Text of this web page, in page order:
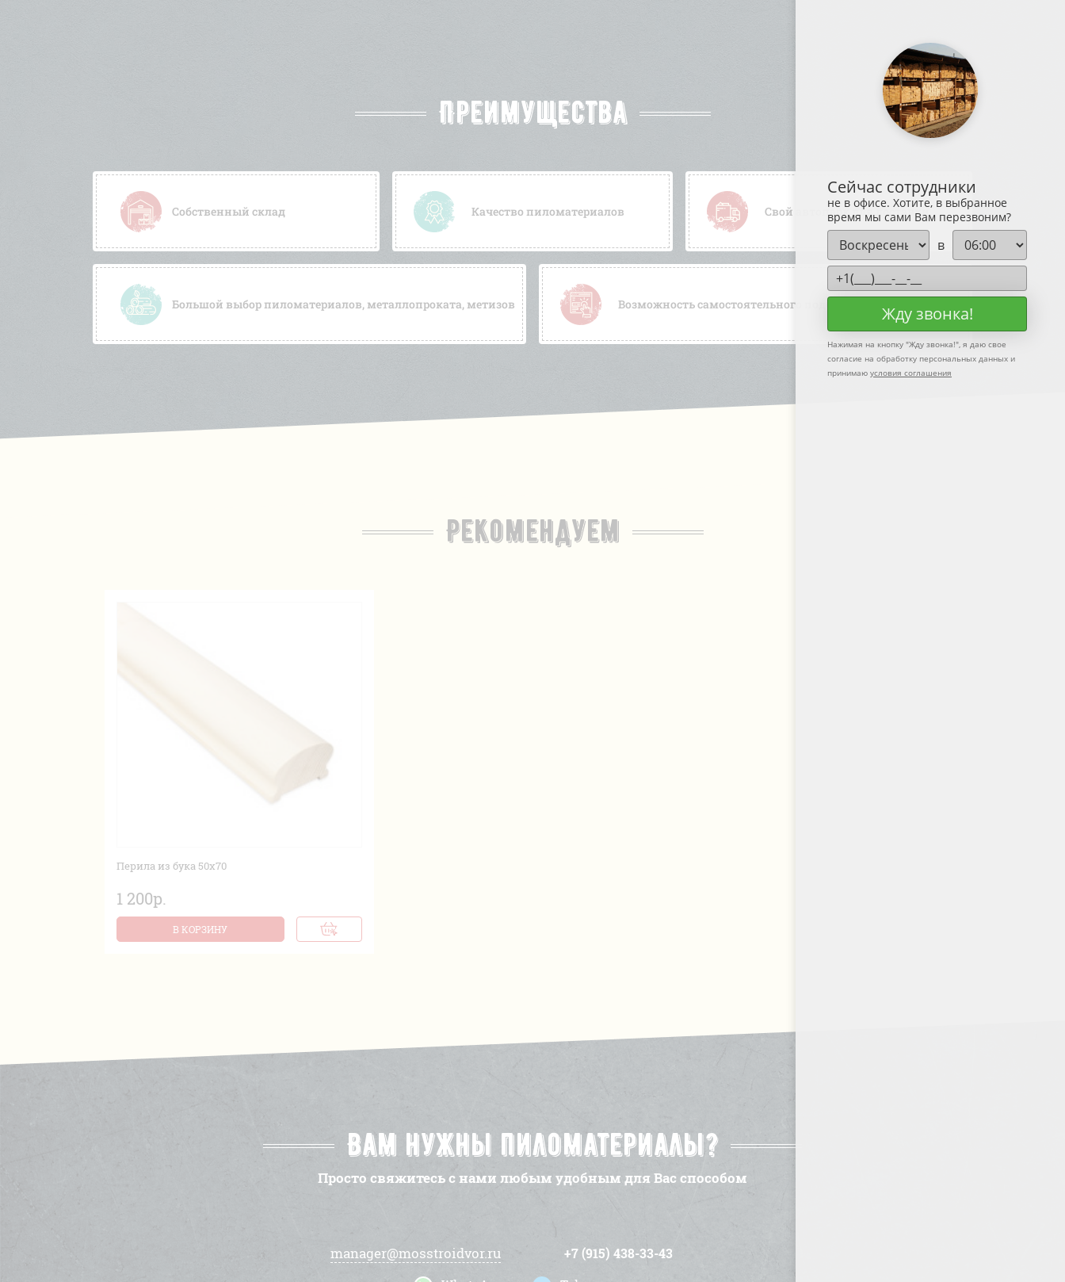
Преимущества
Собственный склад Качество пиломатериалов Свой автопарк для доставки
Большой выбор пиломатериалов, металлопроката, метизов Возможность самостоятельного подбора товара
Рекомендуем
Перила из бука 50х70
1 200р.
В КОРЗИНУ
Вам нужны пиломатериалы?
Просто свяжитесь с нами любым удобным для Вас способом
manager@mosstroidvor.ru
+7 (915) 438-33-43
Сейчас сотрудники
не в офисе. Хотите, в выбранное
время мы сами Вам перезвоним?
в
Жду звонка!
Нажимая на кнопку "Жду звонка!", я даю свое
согласие на обработку персональных данных и
принимаю условия соглашения